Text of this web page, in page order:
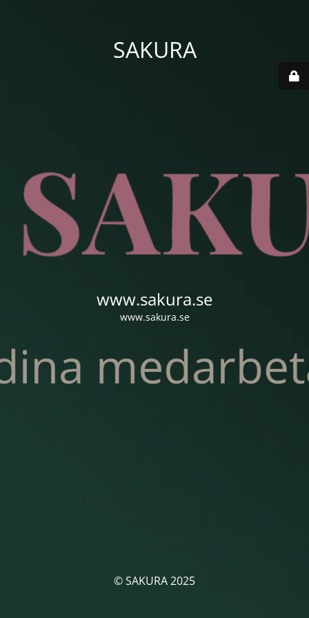
SAKURA
www.sakura.se
www.sakura.se
© SAKURA 2025